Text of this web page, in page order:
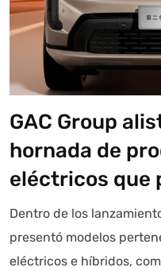
GAC Group
hornada de
eléctricos que
Dentro de los
presentó modelos
eléctricos e híbridos,